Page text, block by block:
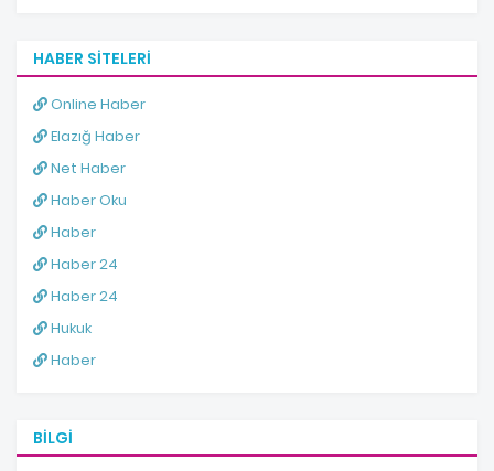
HABER SITELERI
Online Haber
Elazığ Haber
Net Haber
Haber Oku
Haber
Haber 24
Haber 24
Hukuk
Haber
BILGI